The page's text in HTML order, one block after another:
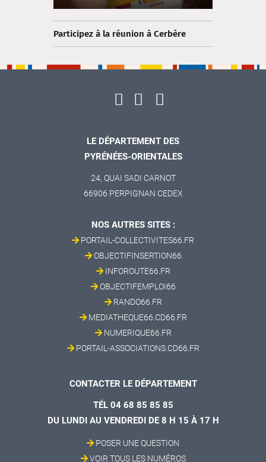
Participez à la réunion à Cerbère
LE DÉPARTEMENT DES
PYRÉNÉES-ORIENTALES
24, QUAI SADI CARNOT
66906 PERPIGNAN CEDEX
NOS AUTRES SITES :
PORTAIL-COLLECTIVITES66.FR
OBJECTIFINSERTION66
INFOROUTE66.FR
OBJECTIFEMPLOI66
RANDO66.FR
MEDIATHEQUE66.CD66.FR
NUMERIQUE66.FR
PORTAIL-ASSOCIATIONS.CD66.FR
CONTACTER LE DÉPARTEMENT
TÉL 04 68 85 85 85
DU LUNDI AU VENDREDI DE 8 H 15 À 17 H
POSER UNE QUESTION
VOIR TOUS LES NUMÉROS